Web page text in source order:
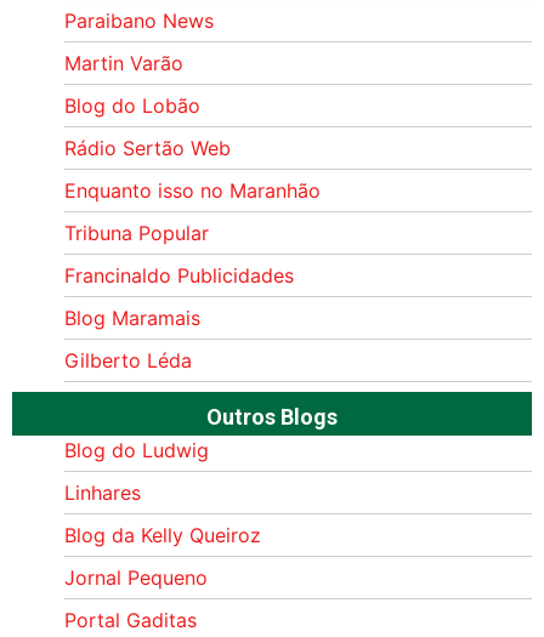
Paraibano News
Martin Varão
Blog do Lobão
Rádio Sertão Web
Enquanto isso no Maranhão
Tribuna Popular
Francinaldo Publicidades
Blog Maramais
Gilberto Léda
Outros Blogs
Blog do Ludwig
Linhares
Blog da Kelly Queiroz
Jornal Pequeno
Portal Gaditas